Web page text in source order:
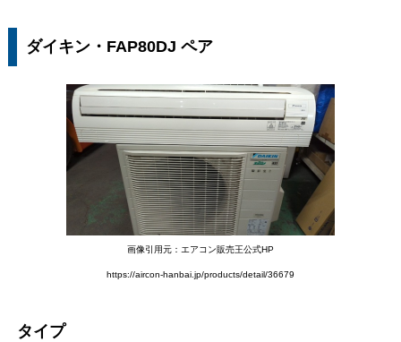
ダイキン・FAP80DJ ペア
画像引用元：エアコン販売王公式HP
https://aircon-hanbai.jp/products/detail/36679
タイプ